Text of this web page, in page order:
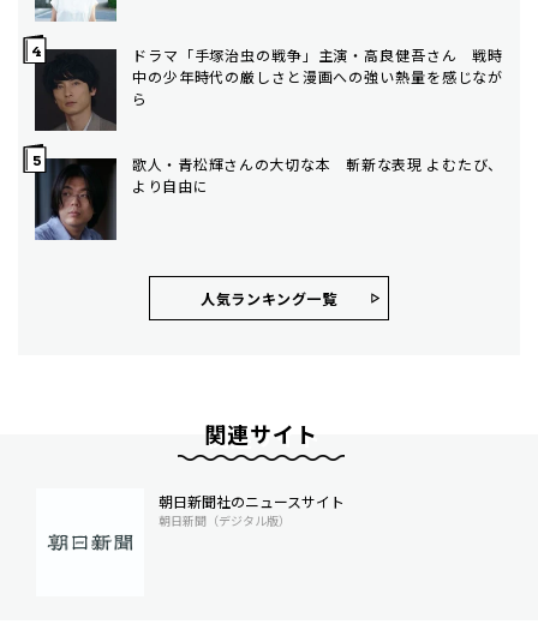
ドラマ「手塚治虫の戦争」主演・高良健吾さん 戦時
中の少年時代の厳しさと漫画への強い熱量を感じなが
ら
歌人・青松輝さんの大切な本 斬新な表現 よむたび、
より自由に
人気ランキング⼀覧
関連サイト
朝日新聞社のニュースサイト
朝日新聞（デジタル版）